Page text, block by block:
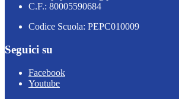
C.F.: 80005590684
Codice Scuola: PEPC010009
Seguici su
Facebook
Youtube